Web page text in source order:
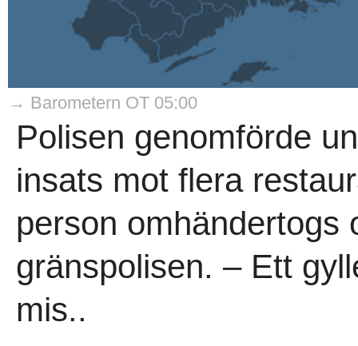
→ Barometern OT 05:00
Polisen genomförde
insats mot flera
person omhändertogs
gränspolisen. – Ett
mis..